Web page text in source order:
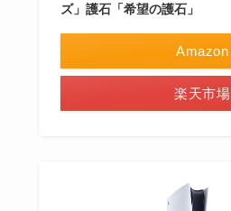
ズ」護石「希望の護石」
Amazon
楽天市場